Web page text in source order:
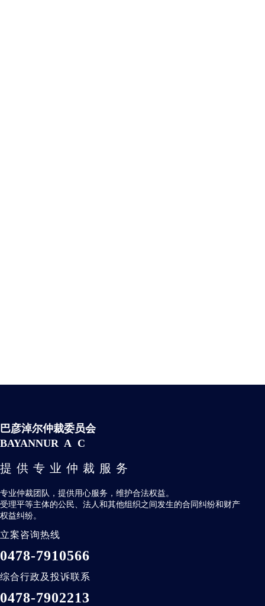
立案咨询热线
0478-7910566
综合行政及投诉联系
0478-7902213
提供专业仲裁服务
专业仲裁团队，提供用心服务，维护合法权益。
受理平等主体的公民、法人和其他组织之间发生的合同纠纷和财产
权益纠纷。
巴彦淖尔仲裁委员会
BAYANNUR A C